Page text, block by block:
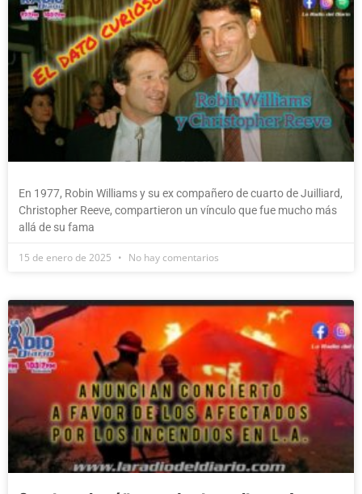
En 1977, Robin Williams y su ex compañero de cuarto de Juilliard,
Christopher Reeve, compartieron un vínculo que fue mucho más
allá de su fama
15 de enero de 2025 No hay comentarios